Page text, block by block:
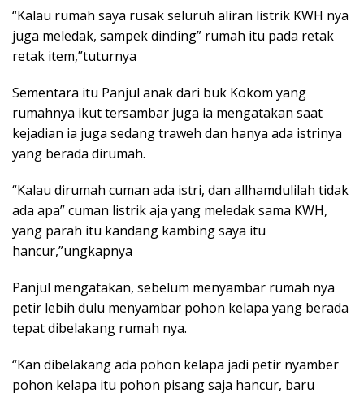
“Kalau rumah saya rusak seluruh aliran listrik KWH nya
juga meledak, sampek dinding” rumah itu pada retak
retak item,”tuturnya
Sementara itu Panjul anak dari buk Kokom yang
rumahnya ikut tersambar juga ia mengatakan saat
kejadian ia juga sedang traweh dan hanya ada istrinya
yang berada dirumah.
“Kalau dirumah cuman ada istri, dan allhamdulilah tidak
ada apa” cuman listrik aja yang meledak sama KWH,
yang parah itu kandang kambing saya itu
hancur,”ungkapnya
Panjul mengatakan, sebelum menyambar rumah nya
petir lebih dulu menyambar pohon kelapa yang berada
tepat dibelakang rumah nya.
“Kan dibelakang ada pohon kelapa jadi petir nyamber
pohon kelapa itu pohon pisang saja hancur, baru